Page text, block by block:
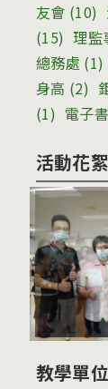
友會 (10)
(15) 理監
總務處 (1)
身高 (2)
(1) 電子書
活動花絮
教學單位